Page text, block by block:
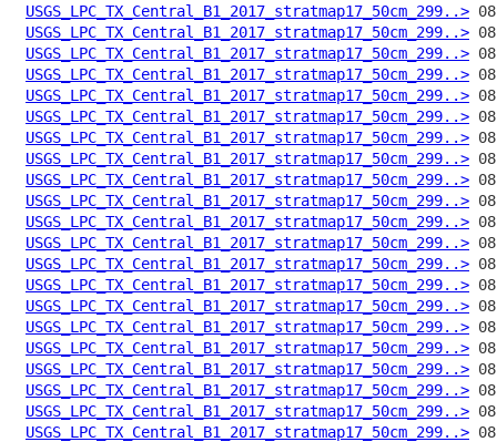
USGS_LPC_TX_Central_B1_2017_stratmap17_50cm_299..>
USGS_LPC_TX_Central_B1_2017_stratmap17_50cm_299..>
USGS_LPC_TX_Central_B1_2017_stratmap17_50cm_299..>
USGS_LPC_TX_Central_B1_2017_stratmap17_50cm_299..>
USGS_LPC_TX_Central_B1_2017_stratmap17_50cm_299..>
USGS_LPC_TX_Central_B1_2017_stratmap17_50cm_299..>
USGS_LPC_TX_Central_B1_2017_stratmap17_50cm_299..>
USGS_LPC_TX_Central_B1_2017_stratmap17_50cm_299..>
USGS_LPC_TX_Central_B1_2017_stratmap17_50cm_299..>
USGS_LPC_TX_Central_B1_2017_stratmap17_50cm_299..>
USGS_LPC_TX_Central_B1_2017_stratmap17_50cm_299..>
USGS_LPC_TX_Central_B1_2017_stratmap17_50cm_299..>
USGS_LPC_TX_Central_B1_2017_stratmap17_50cm_299..>
USGS_LPC_TX_Central_B1_2017_stratmap17_50cm_299..>
USGS_LPC_TX_Central_B1_2017_stratmap17_50cm_299..>
USGS_LPC_TX_Central_B1_2017_stratmap17_50cm_299..>
USGS_LPC_TX_Central_B1_2017_stratmap17_50cm_299..>
USGS_LPC_TX_Central_B1_2017_stratmap17_50cm_299..>
USGS_LPC_TX_Central_B1_2017_stratmap17_50cm_299..>
USGS_LPC_TX_Central_B1_2017_stratmap17_50cm_299..>
USGS_LPC_TX_Central_B1_2017_stratmap17_50cm_299..>